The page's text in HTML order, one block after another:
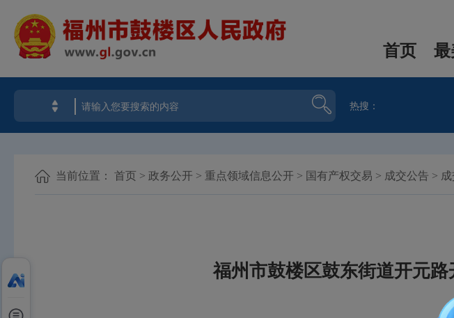
首页 最
热搜：
当前位置： 首页 > 政务公开 > 重点领域信息公开 > 国有产权交易 > 成交公告 >
福州市鼓楼区鼓东街道开元